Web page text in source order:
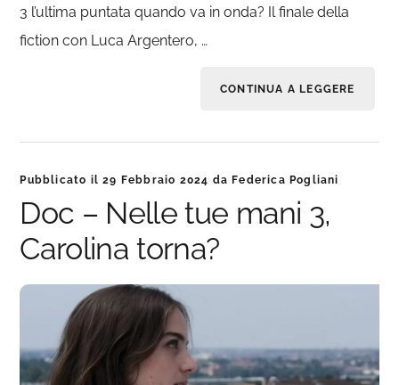
3 l’ultima puntata quando va in onda? Il finale della
fiction con Luca Argentero, …
CONTINUA A LEGGERE
Pubblicato il29 Febbraio 2024 da Federica Pogliani
Doc – Nelle tue mani 3,
Carolina torna?